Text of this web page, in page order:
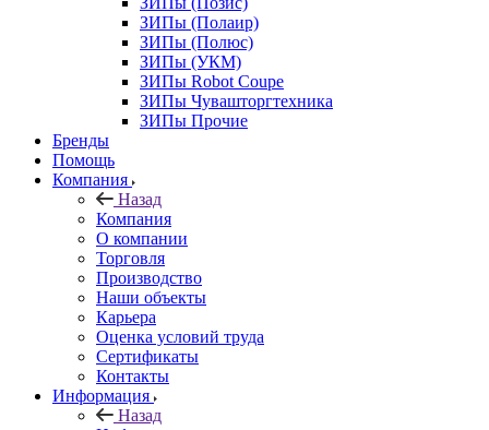
ЗИПы (Полаир)
ЗИПы (Полюс)
ЗИПы (УКМ)
ЗИПы Robot Coupe
ЗИПы Чувашторгтехника
ЗИПы Прочие
Бренды
Помощь
Компания
Назад
Компания
О компании
Торговля
Производство
Наши объекты
Карьера
Оценка условий труда
Сертификаты
Контакты
Информация
Назад